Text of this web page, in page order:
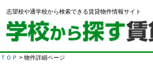
志望校や通学校から検索できる賃貸物件情報サイト
ＴＯＰ > 物件詳細ページ